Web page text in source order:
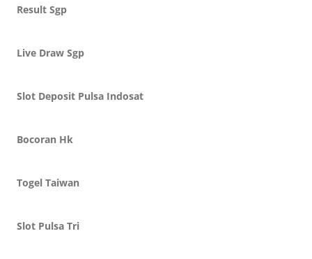
Result Sgp
Live Draw Sgp
Slot Deposit Pulsa Indosat
Bocoran Hk
Togel Taiwan
Slot Pulsa Tri